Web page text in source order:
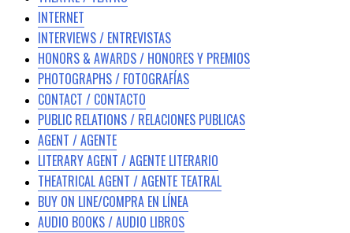
INTERNET
INTERVIEWS / ENTREVISTAS
HONORS & AWARDS / HONORES Y PREMIOS
PHOTOGRAPHS / FOTOGRAFÍAS
CONTACT / CONTACTO
PUBLIC RELATIONS / RELACIONES PUBLICAS
AGENT / AGENTE
LITERARY AGENT / AGENTE LITERARIO
THEATRICAL AGENT / AGENTE TEATRAL
BUY ON LINE/COMPRA EN LÍNEA
AUDIO BOOKS / AUDIO LIBROS